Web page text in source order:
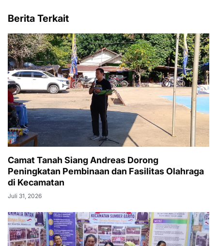
Berita Terkait
Camat Tanah Siang Andreas Dorong
Peningkatan Pembinaan dan Fasilitas Olahraga
di Kecamatan
Juli 31, 2026